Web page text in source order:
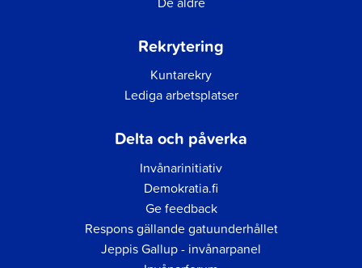
Rekrytering
Kuntarekry
Lediga arbetsplatser
Delta och påverka
Invånarinitiativ
Demokratia.fi
Ge feedback
Respons gällande gatuunderhållet
Jeppis Gallup - invånarpanel